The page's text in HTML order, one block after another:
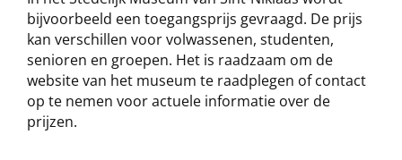
bijvoorbeeld een toegangsprijs gevraagd. De prijs
kan verschillen voor volwassenen, studenten,
senioren en groepen. Het is raadzaam om de
website van het museum te raadplegen of contact
op te nemen voor actuele informatie over de
prijzen.